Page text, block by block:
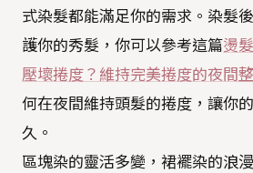
式染髮都能滿足你的需求。染髮
護你的秀髮，你可以參考這篇燙
壓壞捲度？維持完美捲度的夜間
何在夜間維持頭髮的捲度，讓你
久。
區塊染的靈活多變，裙襬染的浪